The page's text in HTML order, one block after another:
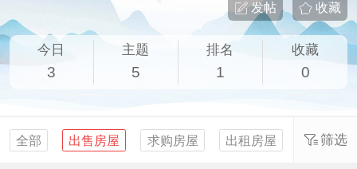
收藏
发帖
今日
3
主题
5
排名
1
收藏
0
全部 出售房屋 求购房屋 出租房屋 求租房屋
筛选